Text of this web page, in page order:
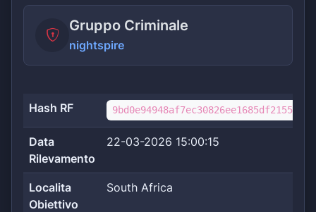
Gruppo Criminale
nightspire
Hash RF
Data
Rilevamento
22-03-2026 15:00:15
Localita
Obiettivo
South Africa